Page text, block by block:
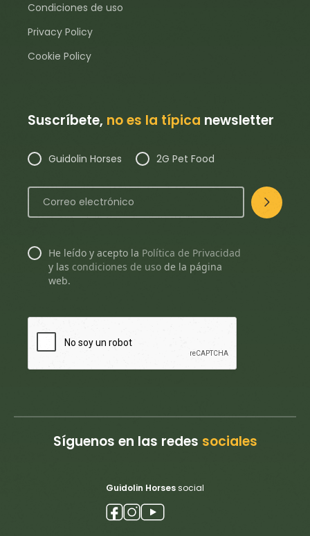
Condiciones de uso
Privacy Policy
Cookie Policy
Suscríbete, no es la típica newsletter
Guidolin Horses 2G Pet Food
He leído y acepto la Política de Privacidad
y las condiciones de uso de la página
web.
Síguenos en las redes sociales
Guidolin Horsessocial